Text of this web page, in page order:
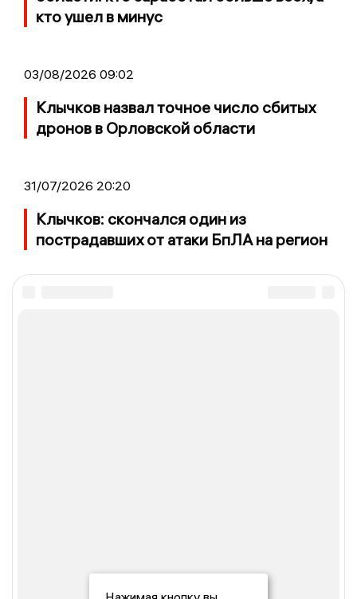
кто ушел в минус
03/08/2026 09:02
Клычков назвал точное число сбитых
дронов в Орловской области
31/07/2026 20:20
Клычков: скончался один из
пострадавших от атаки БпЛА на регион